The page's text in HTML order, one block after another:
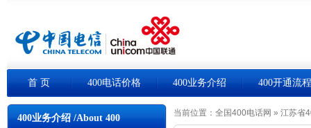
首 页 400电话价格 400业务介绍 400开通流程
400业务介绍 /About 400 当前位置： 全国400电话网 » 江苏省